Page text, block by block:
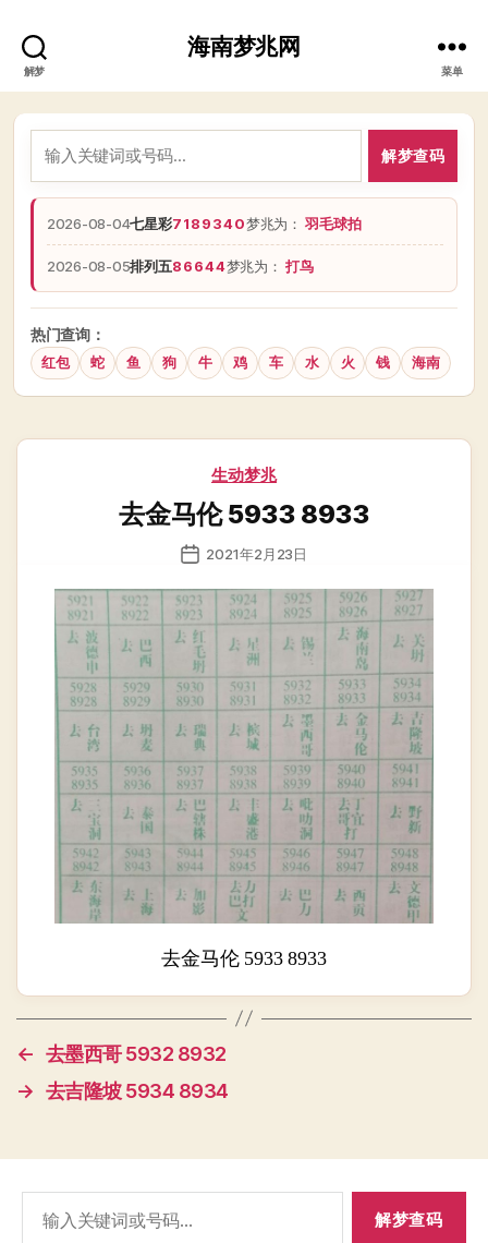
解梦
海南梦兆网
菜单
解梦查码
2026-08-04七星彩7189340梦兆为：羽毛球拍
2026-08-05排列五86644梦兆为：打鸟
热门查询：
红包 蛇 鱼 狗 牛 鸡 车 水 火 钱 海南
分
生动梦兆
去金马伦 5933 8933
发
日
期
2021年2月23日
去金马伦 5933 8933
← 去墨西哥 5932 8932
→ 去吉隆坡 5934 8934
索：